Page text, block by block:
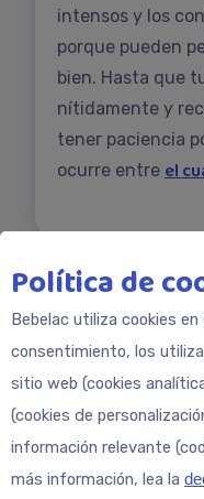
intensos y los
porque pueden
bien. Hasta que
nítidamente y
tener paciencia
ocurre entre el
Política de
Bebelac utiliza cookies
consentimiento, los
sitio web (cookies
(cookies de
información relevante
más información, lea la